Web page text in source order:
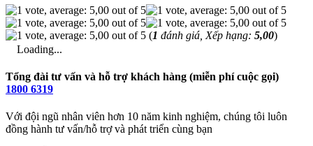
(1 đánh giá, Xếp hạng: 5,00)
Loading...
Tổng đài tư vấn và hỗ trợ khách hàng (miễn phí cuộc gọi)
1800 6319
Với đội ngũ nhân viên hơn 10 năm kinh nghiệm, chúng tôi luôn
đồng hành tư vấn/hỗ trợ và phát triển cùng bạn